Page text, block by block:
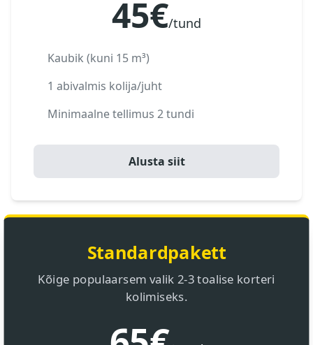
45€/tund
Kaubik (kuni 15 m³)
1 abivalmis kolija/juht
Minimaalne tellimus 2 tundi
Alusta siit
Standardpakett
Kõige populaarsem valik 2-3 toalise korteri
kolimiseks.